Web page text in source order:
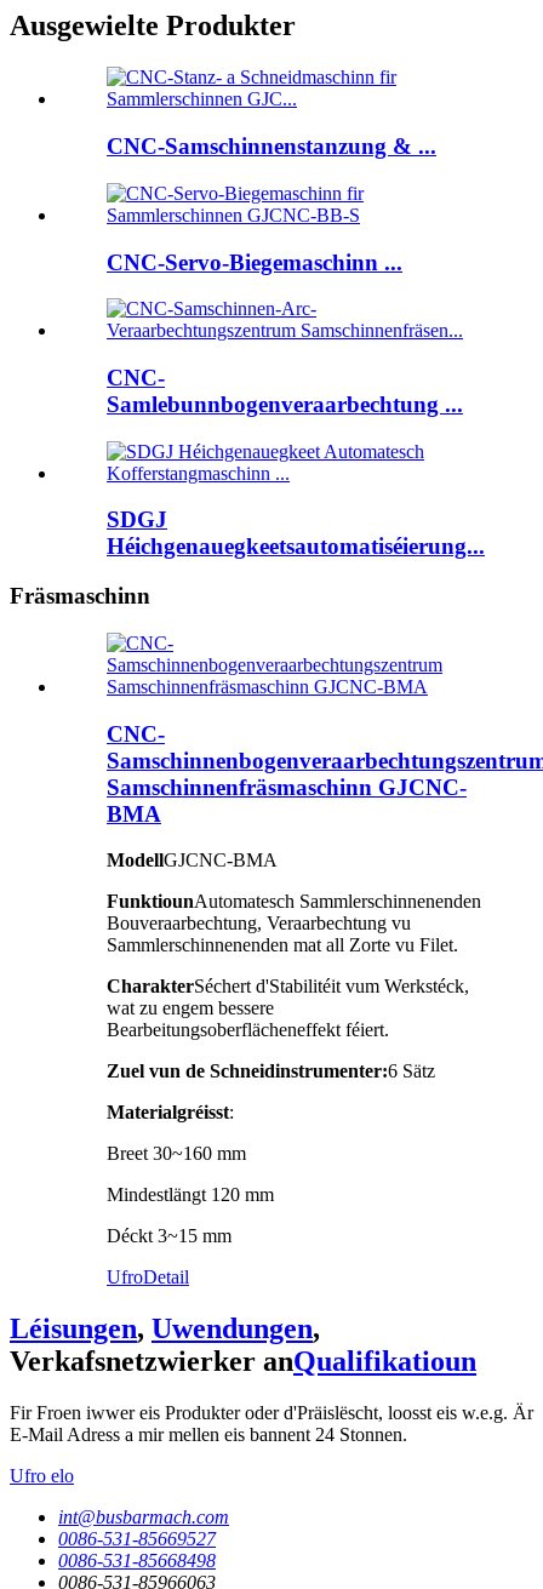
Ausgewielte Produkter
CNC-Samschinnenstanzung & ...
CNC-Servo-Biegemaschinn ...
CNC-
Samlebunnbogenveraarbechtung ...
SDGJ
Héichgenauegkeetsautomatiséierung...
Fräsmaschinn
CNC-
Samschinnenfräsmaschinn GJCNC-
BMA
ModellGJCNC-BMA
FunktiounAutomatesch Sammlerschinnenenden
Bouveraarbechtung, Veraarbechtung vu
Sammlerschinnenenden mat all Zorte vu Filet.
CharakterSéchert d'Stabilitéit vum Werkstéck,
wat zu engem bessere
Bearbeitungsoberflächeneffekt féiert.
Zuel vun de Schneidinstrumenter:6 Sätz
Materialgréisst:
Breet 30~160 mm
Mindestlängt 120 mm
Déckt 3~15 mm
UfroDetail
Léisungen, Uwendungen,
Verkafsnetzwierker anQualifikatioun
Fir Froen iwwer eis Produkter oder d'Präislëscht, loosst eis w.e.g. Är
E-Mail Adress a mir mellen eis bannent 24 Stonnen.
Ufro elo
int@busbarmach.com
0086-531-85669527
0086-531-85668498
0086-531-85966063